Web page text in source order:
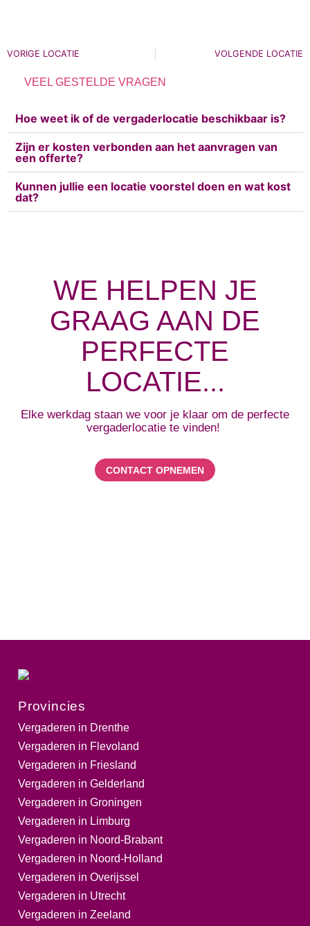
VORIGE LOCATIE VOLGENDE LOCATIE
VEEL GESTELDE VRAGEN
Hoe weet ik of de vergaderlocatie beschikbaar is?
Zijn er kosten verbonden aan het aanvragen van
een offerte?
Kunnen jullie een locatie voorstel doen en wat kost
dat?
WE HELPEN JE
GRAAG AAN DE
PERFECTE
LOCATIE...
Elke werkdag staan we voor je klaar om de perfecte
vergaderlocatie te vinden!
CONTACT OPNEMEN
Provincies
Vergaderen in Drenthe
Vergaderen in Flevoland
Vergaderen in Friesland
Vergaderen in Gelderland
Vergaderen in Groningen
Vergaderen in Limburg
Vergaderen in Noord-Brabant
Vergaderen in Noord-Holland
Vergaderen in Overijssel
Vergaderen in Utrecht
Vergaderen in Zeeland